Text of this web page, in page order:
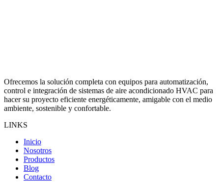
Ofrecemos la solución completa con equipos para automatización,
control e integración de sistemas de aire acondicionado HVAC para
hacer su proyecto eficiente energéticamente, amigable con el medio
ambiente, sostenible y confortable.
LINKS
Inicio
Nosotros
Productos
Blog
Contacto